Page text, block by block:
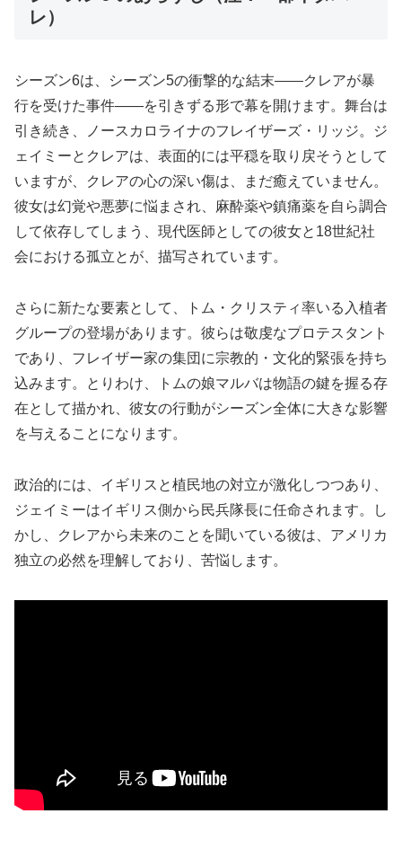
レ）
シーズン6は、シーズン5の衝撃的な結末――クレアが暴
行を受けた事件――を引きずる形で幕を開けます。舞台は
引き続き、ノースカロライナのフレイザーズ・リッジ。ジ
ェイミーとクレアは、表面的には平穏を取り戻そうとして
いますが、クレアの心の深い傷は、まだ癒えていません。
彼女は幻覚や悪夢に悩まされ、麻酔薬や鎮痛薬を自ら調合
して依存してしまう、現代医師としての彼女と18世紀社
会における孤立とが、描写されています。
さらに新たな要素として、トム・クリスティ率いる入植者
グループの登場があります。彼らは敬虔なプロテスタント
であり、フレイザー家の集団に宗教的・文化的緊張を持ち
込みます。とりわけ、トムの娘マルバは物語の鍵を握る存
在として描かれ、彼女の行動がシーズン全体に大きな影響
を与えることになります。
政治的には、イギリスと植民地の対立が激化しつつあり、
ジェイミーはイギリス側から民兵隊長に任命されます。し
かし、クレアから未来のことを聞いている彼は、アメリカ
独立の必然を理解しており、苦悩します。